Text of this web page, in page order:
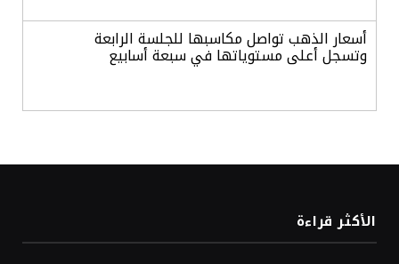
أسعار الذهب تواصل مكاسبها للجلسة الرابعة
وتسجل أعلى مستوياتها في سبعة أسابيع
«طيران الرياض» يدشن أولى رحلاته إلى مومباي
ويضيف الوجهة التشغيلية الثامنة
الأكثر قراءة